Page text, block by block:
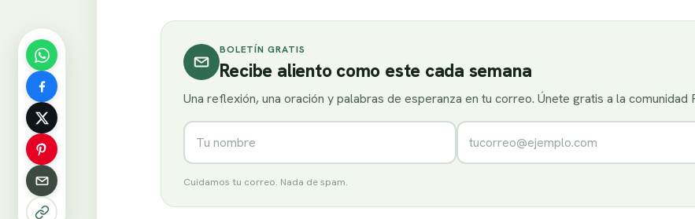
BOLETÍN GRATIS
Recibe aliento como este cada semana
Una reflexión, una oración y palabras de esperanza en tu correo. Únete gratis a la comunidad
Nombre Correo electrónico
Cuidamos tu correo. Nada de spam.